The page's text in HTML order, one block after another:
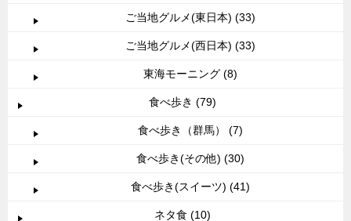
ご当地グルメ(東日本) (33)
ご当地グルメ(西日本) (33)
東海モーニング (8)
食べ歩き (79)
食べ歩き（群馬） (7)
食べ歩き(その他) (30)
食べ歩き(スイーツ) (41)
ネタ食 (10)